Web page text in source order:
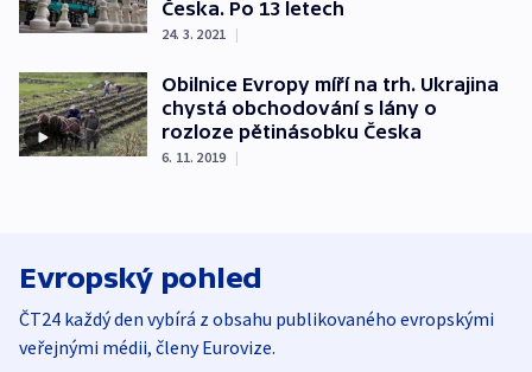
Česka. Po 13 letech
24. 3. 2021 |
Obilnice Evropy míří na trh. Ukrajina
chystá obchodování s lány o
rozloze pětinásobku Česka
6. 11. 2019 |
Evropský pohled
ČT24 každý den vybírá z obsahu publikovaného evropskými
veřejnými médii, členy Eurovize.